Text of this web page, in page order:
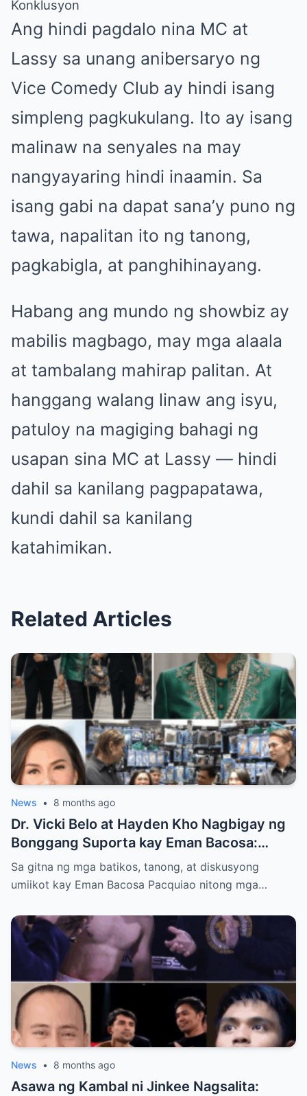
Konklusyon
Ang hindi pagdalo nina MC at
Lassy sa unang anibersaryo ng
Vice Comedy Club ay hindi isang
simpleng pagkukulang. Ito ay isang
malinaw na senyales na may
nangyayaring hindi inaamin. Sa
isang gabi na dapat sana’y puno ng
tawa, napalitan ito ng tanong,
pagkabigla, at panghihinayang.
Habang ang mundo ng showbiz ay
mabilis magbago, may mga alaala
at tambalang mahirap palitan. At
hanggang walang linaw ang isyu,
patuloy na magiging bahagi ng
usapan sina MC at Lassy — hindi
dahil sa kanilang pagpapatawa,
kundi dahil sa kanilang
katahimikan.
Related Articles
News • 8 months ago
Dr. Vicki Belo at Hayden Kho Nagbigay ng
Bonggang Suporta kay Eman Bacosa:
Mamahaling Gamit, Regalo, at Isang Di-
Malilimutang Araw
Sa gitna ng mga batikos, tanong, at diskusyong
umiikot kay Eman Bacosa Pacquiao nitong mga…
News • 8 months ago
Asawa ng Kambal ni Jinkee Nagsalita: